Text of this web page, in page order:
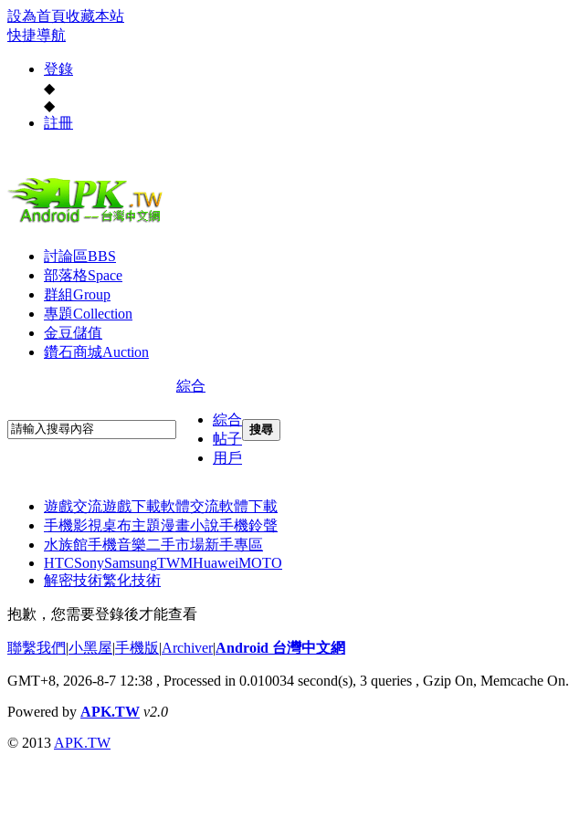
設為首頁收藏本站
快捷導航
登錄
◆
◆
註冊
討論區BBS
部落格Space
群組Group
專題Collection
金豆儲值
鑽石商城Auction
綜合
綜合
帖子
用戶
搜尋
遊戲交流遊戲下載軟體交流軟體下載
手機影視桌布主題漫畫小說手機鈴聲
水族館手機音樂二手市場新手專區
HTCSonySamsungTWMHuaweiMOTO
解密技術繁化技術
抱歉，您需要登錄後才能查看
聯繫我們|小黑屋|手機版|Archiver|Android 台灣中文網
GMT+8, 2026-8-7 12:38 , Processed in 0.010034 second(s), 3 queries , Gzip On, Memcache On.
Powered by APK.TW v2.0
© 2013 APK.TW